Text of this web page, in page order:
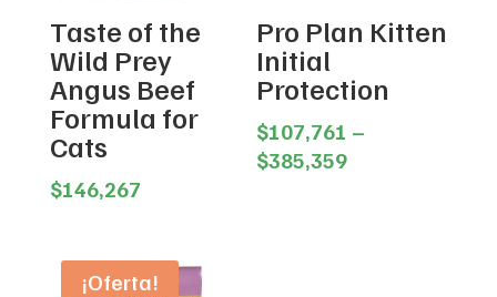
Taste of the
Wild Prey
Angus Beef
Formula for
Cats
$146,267
Pro Plan Kitten
Initial
Protection
$107,761 –
$385,359Price
¡Oferta!